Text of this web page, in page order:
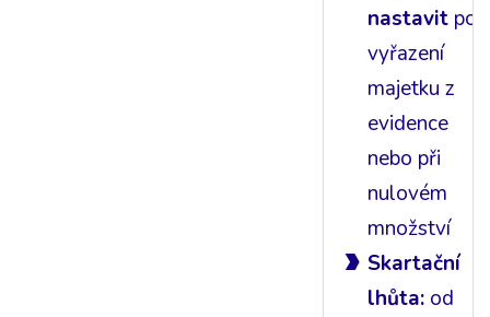
nastavit po
vyřazení
majetku z
evidence
nebo při
nulovém
množství
Skartační
lhůta: od